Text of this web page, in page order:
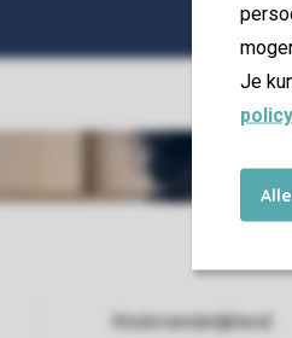
Je
policy
Service Rating from our guests
Kindvriendelijkheid